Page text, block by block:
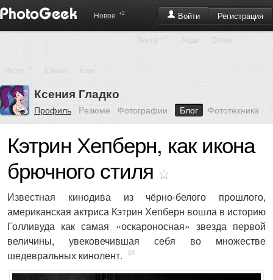
Войти Регистрация
Новое +2
Лента Люди Блоги
Фото Школа Еще ...
Ксения Гладко
Профиль Pезюме Фотографии Блог Фототехника
Кэтрин Хепберн, как икона
брючного стиля
Известная кинодива из чёрно-белого прошлого,
американская актриса Кэтрин Хепберн вошла в историю
Голливуда как самая «оскароносная» звезда первой
величины, увековечившая себя во множестве
шедевральных кинолент.